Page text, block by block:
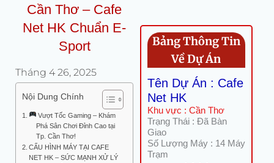
Cần Thơ – Cafe
Net HK Chuẩn E-
Sport
Tháng 4 26, 2025
Nội Dung Chính
Vượt Tốc Gaming – Khám
Phá Sân Chơi Đỉnh Cao tại
Tp. Cần Thơ!
CẤU HÌNH MÁY TẠI CAFE
NET HK – SỨC MẠNH XỬ LÝ
Bảng Thông Tin
Về Dự Án
Tên Dự Án : Cafe
Net HK
Khu vực : Cần Thơ
Trạng Thái : Đã Bàn
Giao
Số Lượng Máy : 14 Máy
Trạm